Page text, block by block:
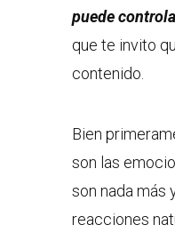
puede
que te invito
contenido.
Bien
son las
son nada más
reacciones